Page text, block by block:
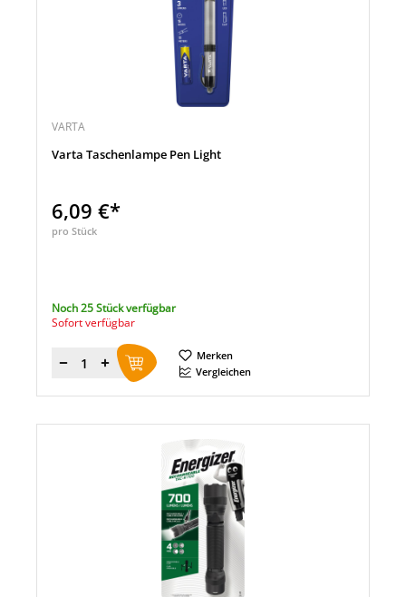
VARTA
Varta Taschenlampe Pen Light
6,09 €*
pro Stück
Noch 25 Stück verfügbar
Sofort verfügbar
Menge
Merken
Vergleichen